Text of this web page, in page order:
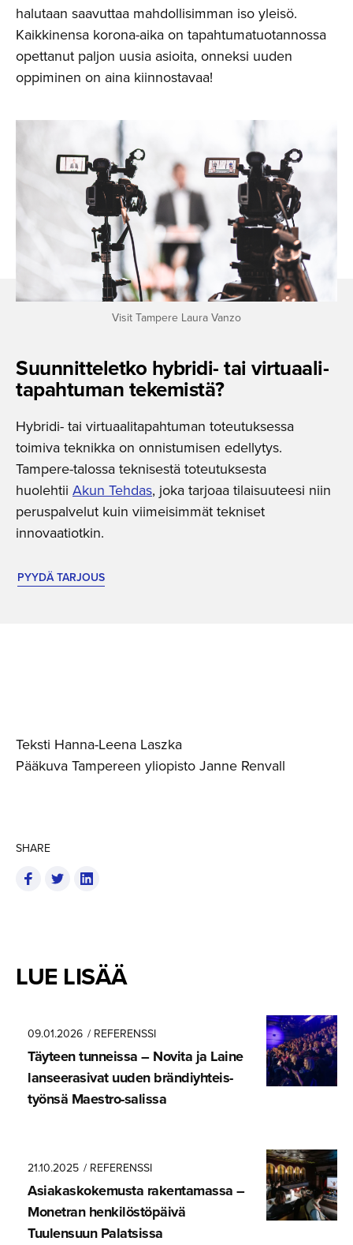
SHARE
halutaan saavuttaa mahdollisimman iso yleisö.
Kaikkinensa korona-aika on tapahtumatuotannossa
opettanut paljon uusia asioita, onneksi uuden
oppiminen on aina kiinnostavaa!
Visit Tampere Laura Vanzo
Suunnitte­letko hybridi- tai virtuaali­
ta­pah­tuman tekemistä?
Hybridi- tai virtuaalitapahtuman toteutuksessa
toimiva teknikka on onnistumisen edellytys.
Tampere-talossa teknisestä toteutuksesta
huolehtii Akun Tehdas, joka tarjoaa tilaisuuteesi niin
peruspalvelut kuin viimeisimmät tekniset
innovaatiotkin.
PYYDÄ TARJOUS
Teksti Hanna-Leena Laszka
Pääkuva Tampereen yliopisto Janne Renvall
LUE LISÄÄ
09.01.2026 / REFERENSSI
Täyteen tunneissa – Novita ja Laine
lanseera­sivat uuden brändiyh­teis­
työnsä Maestro-salissa
21.10.2025 / REFERENSSI
Asiakasko­ke­musta rakentamassa –
Monetran henkilös­tö­päivä
Tuulensuun Palatsissa